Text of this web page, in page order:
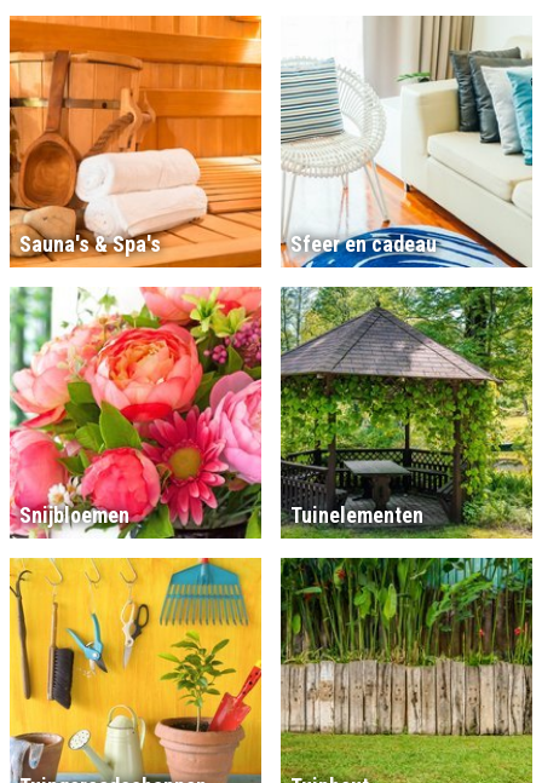
Sauna's & Spa's Sfeer en cadeau
Snijbloemen Tuinelementen